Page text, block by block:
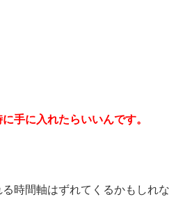
手に入れたらいいんです。
時間軸はずれてくるかもしれな